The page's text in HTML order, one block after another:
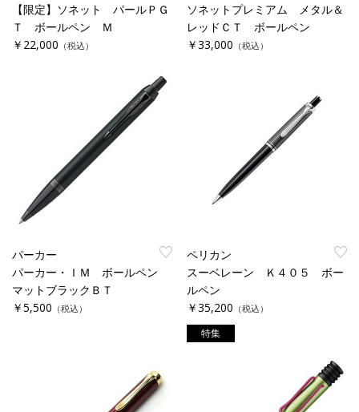
【限定】ソネット パールＰＧ
Ｔ ボールペン Ｍ
￥22,000 （税込）
ソネットプレミアム メタル＆
レッドＣＴ ボールペン
￥33,000 （税込）
パーカー
パーカー・ＩＭ ボールペン
マットブラックＢＴ
￥5,500 （税込）
ペリカン
スーベレーン Ｋ４０５ ボー
ルペン
￥35,200 （税込）
特集